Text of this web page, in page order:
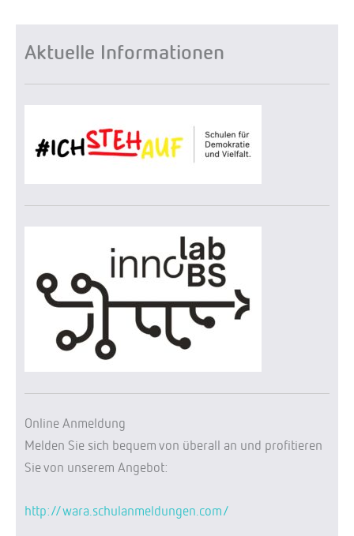
Aktuelle Informationen
Online Anmeldung
Melden Sie sich bequem von überall an und profitieren
Sie von unserem Angebot:
http://wara.schulanmeldungen.com/